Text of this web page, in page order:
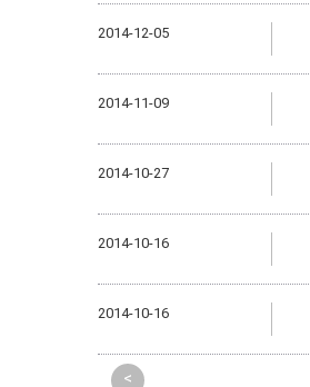
2014-12-05
2014-11-09
2014-10-27
2014-10-16
2014-10-16
<